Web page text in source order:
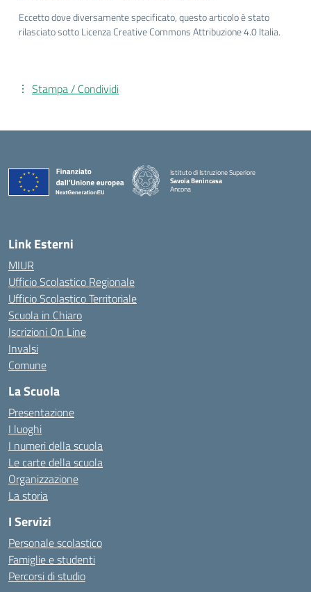
Eccetto dove diversamente specificato, questo articolo è stato
rilasciato sotto Licenza Creative Commons Attribuzione 4.0 Italia.
Stampa / Condividi
Istituto di Istruzione Superiore
Savoia Benincasa
Ancona
Link Esterni
MIUR
Ufficio Scolastico Regionale
Ufficio Scolastico Territoriale
Scuola in Chiaro
Iscrizioni On Line
Invalsi
Comune
La Scuola
Presentazione
I luoghi
I numeri della scuola
Le carte della scuola
Organizzazione
La storia
I Servizi
Personale scolastico
Famiglie e studenti
Percorsi di studio